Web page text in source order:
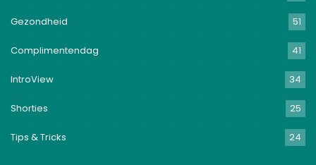
Gezondheid 51
Complimentendag 41
IntroView 34
Shorties 25
Tips & Tricks 24